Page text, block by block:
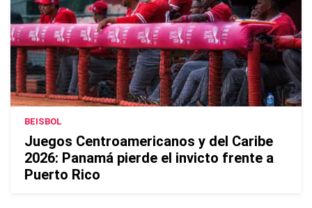
BEISBOL
Juegos Centroamericanos y del Caribe
2026: Panamá pierde el invicto frente a
Puerto Rico